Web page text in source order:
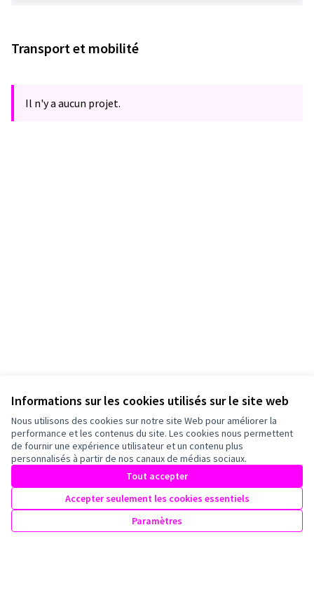
Informations sur les cookies utilisés sur le site web
Nous utilisons des cookies sur notre site Web pour améliorer la
performance et les contenus du site. Les cookies nous permettent
de fournir une expérience utilisateur et un contenu plus
personnalisés à partir de nos canaux de médias sociaux.
Tout accepter
Accepter seulement les cookies essentiels
Paramètres
Transport et mobilité
Il n'y a aucun projet.